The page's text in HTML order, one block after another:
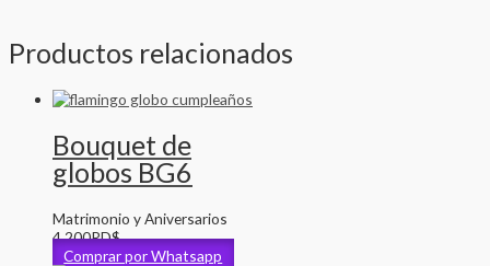
Productos relacionados
Bouquet de
globos BG6
Matrimonio y Aniversarios
4,200RD$
Comprar por Whatsapp